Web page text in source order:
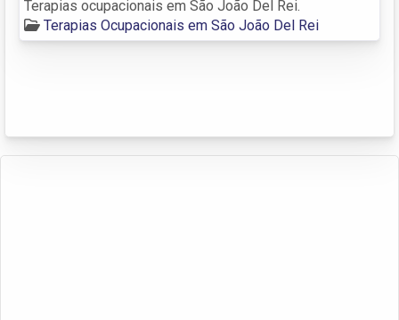
Terapias ocupacionais em São João Del Rei.
Terapias Ocupacionais em São João Del Rei